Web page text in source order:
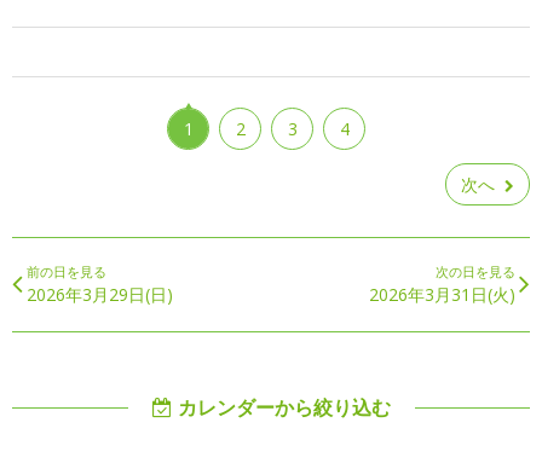
1 2 3 4
次へ
前の日を見る
2026年3月29日(日)
次の日を見る
2026年3月31日(火)
カレンダーから絞り込む